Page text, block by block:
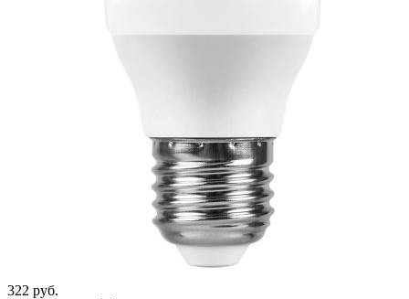
322 руб.